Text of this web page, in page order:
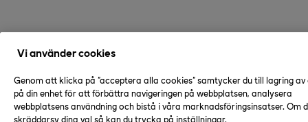
Vi använder cookies
Genom att klicka på "acceptera alla cookies" samtycker du till lagring av
på din enhet för att förbättra navigeringen på webbplatsen, analysera
webbplatsens användning och bistå i våra marknadsföringsinsatser. Om
skräddarsy dina val så kan du trycka på inställningar.